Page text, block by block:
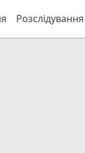
Розслідування